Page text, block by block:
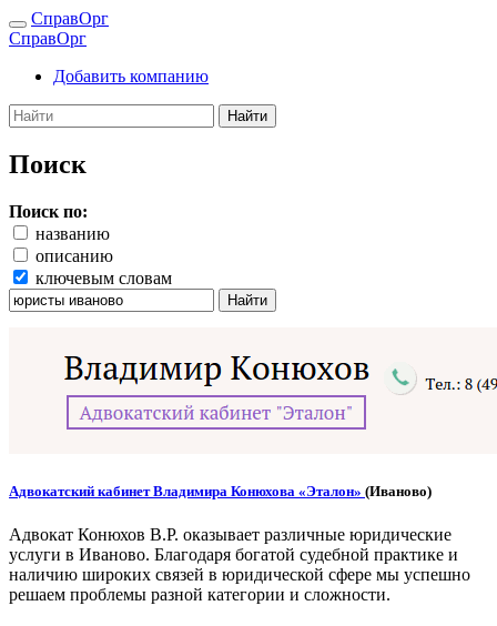
СправОрг
СправОрг
Добавить компанию
Найти
Поиск
Поиск по:
названию
описанию
ключевым словам
Найти
Адвокатский кабинет Владимира Конюхова «Эталон» (Иваново)
Адвокат Конюхов В.Р. оказывает различные юридические
услуги в Иваново. Благодаря богатой судебной практике и
наличию широких связей в юридической сфере мы успешно
решаем проблемы разной категории и сложности.